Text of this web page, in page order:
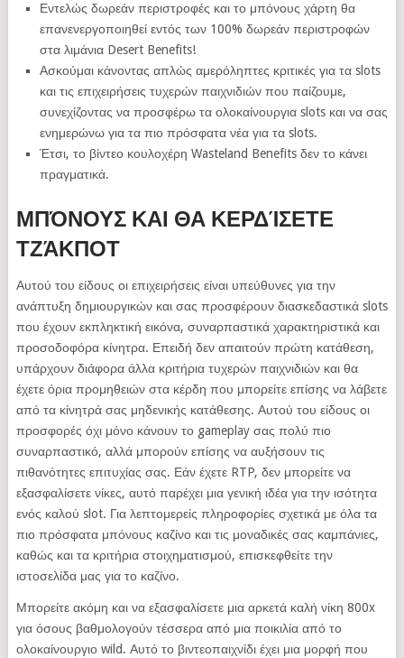
Εντελώς δωρεάν περιστροφές και το μπόνους χάρτη θα
επανενεργοποιηθεί εντός των 100% δωρεάν περιστροφών
στα λιμάνια Desert Benefits!
Ασκούμαι κάνοντας απλώς αμερόληπτες κριτικές για τα slots
και τις επιχειρήσεις τυχερών παιχνιδιών που παίζουμε,
συνεχίζοντας να προσφέρω τα ολοκαίνουργια slots και να σας
ενημερώνω για τα πιο πρόσφατα νέα για τα slots.
Έτσι, το βίντεο κουλοχέρη Wasteland Benefits δεν το κάνει
πραγματικά.
ΜΠΌΝΟΥΣ ΚΑΙ ΘΑ ΚΕΡΔΊΣΕΤΕ
ΤΖΆΚΠΟΤ
Αυτού του είδους οι επιχειρήσεις είναι υπεύθυνες για την
ανάπτυξη δημιουργικών και σας προσφέρουν διασκεδαστικά slots
που έχουν εκπληκτική εικόνα, συναρπαστικά χαρακτηριστικά και
προσοδοφόρα κίνητρα. Επειδή δεν απαιτούν πρώτη κατάθεση,
υπάρχουν διάφορα άλλα κριτήρια τυχερών παιχνιδιών και θα
έχετε όρια προμηθειών στα κέρδη που μπορείτε επίσης να λάβετε
από τα κίνητρά σας μηδενικής κατάθεσης. Αυτού του είδους οι
προσφορές όχι μόνο κάνουν το gameplay σας πολύ πιο
συναρπαστικό, αλλά μπορούν επίσης να αυξήσουν τις
πιθανότητες επιτυχίας σας. Εάν έχετε RTP, δεν μπορείτε να
εξασφαλίσετε νίκες, αυτό παρέχει μια γενική ιδέα για την ισότητα
ενός καλού slot. Για λεπτομερείς πληροφορίες σχετικά με όλα τα
πιο πρόσφατα μπόνους καζίνο και τις μοναδικές σας καμπάνιες,
καθώς και τα κριτήρια στοιχηματισμού, επισκεφθείτε την
ιστοσελίδα μας για το καζίνο.
Μπορείτε ακόμη και να εξασφαλίσετε μια αρκετά καλή νίκη 800x
για όσους βαθμολογούν τέσσερα από μια ποικιλία από το
ολοκαίνουργιο wild. Αυτό το βιντεοπαιχνίδι έχει μια μορφή που